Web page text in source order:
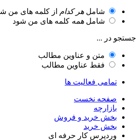
شامل هر کدام از کلمه های من
شامل همه کلمه های من شود
جستجو در ...
متن و عناوین مطالب
فقط عناوین مطالب
تمامی فعالیت ها
صفحه نخست
بازارچه
بخش خرید و فروش
بخش خرید
وردپرس کار حرفه ای